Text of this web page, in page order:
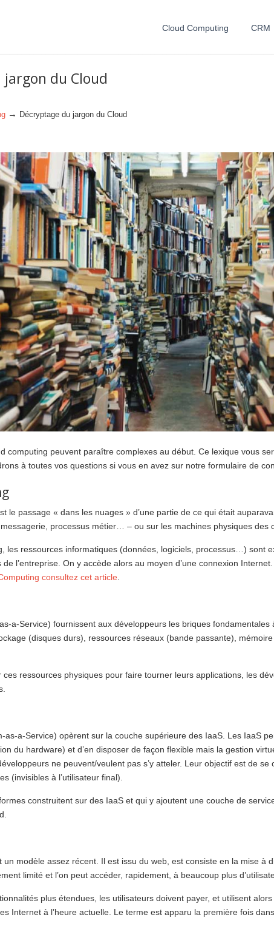
Cloud Computing CRM
du Cloud
→ Décryptage du jargon du Cloud
computing peuvent paraître complexes au début. Ce lexique vous
à toutes vos questions si vous en avez sur notre formulaire de
le passage « dans les nuages » d’une partie de ce qui était
processus métier… – ou sur les machines physiques des
les ressources informatiques (données, logiciels, processus…) sont
l’entreprise. On y accède alors au moyen d’une connexion
consultez cet article
a-Service) fournissent aux développeurs les briques
(disques durs), ressources réseaux (bande passante),
ressources physiques pour faire tourner leurs applications, les
as-a-Service) opèrent sur la couche supérieure des IaaS. Les IaaS
du hardware) et d’en disposer de façon flexible mais la gestion
ne peuvent/veulent pas s’y atteler. Leur objectif est de
(invisibles à l’utilisateur final).
construitent sur des IaaS et qui y ajoutent une couche de
modèle assez récent. Il est issu du web, est consiste en la mise à
limité et l’on peut accéder, rapidement, à beaucoup plus
plus étendues, les utilisateurs doivent payer, et utilisent alors
Internet à l’heure actuelle. Le terme est apparu la première fois